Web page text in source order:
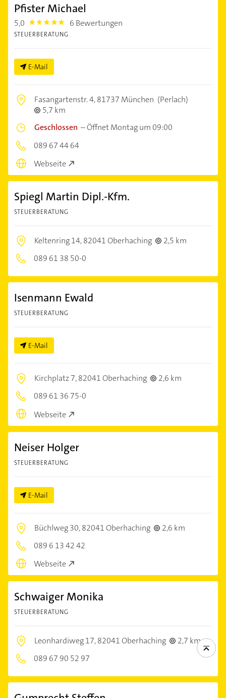
Pfister Michael
5,0 5.0 6 Bewertungen
STEUERBERATUNG
E-Mail
Fasangartenstr. 4,81737 München (Perlach)
5,7 km
Geschlossen –Öffnet Montag um 09:00
089 67 44 64
Webseite
Spiegl Martin Dipl.-Kfm.
STEUERBERATUNG
Keltenring 14,82041 Oberhaching
2,5 km
089 61 38 50-0
Isenmann Ewald
STEUERBERATUNG
E-Mail
Kirchplatz 7,82041 Oberhaching
2,6 km
089 61 36 75-0
Webseite
Neiser Holger
STEUERBERATUNG
E-Mail
Büchlweg 30,82041 Oberhaching
2,6 km
089 6 13 42 42
Webseite
Schwaiger Monika
STEUERBERATUNG
Leonhardiweg 17,82041 Oberhaching
2,7 km
089 67 90 52 97